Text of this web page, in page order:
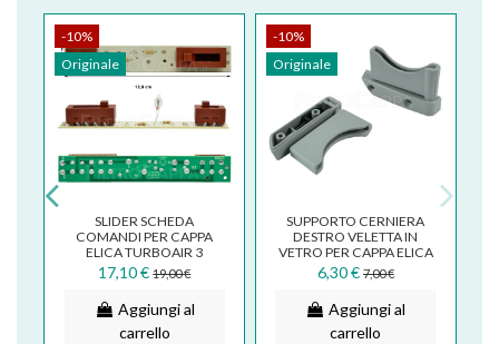
-10%
Originale
SLIDER SCHEDA
COMANDI PER CAPPA
ELICA TURBOAIR 3
VELOCITA ' BE1BGA
17,10 € 19,00 €
Aggiungi al
carrello
-10%
Originale
SUPPORTO CERNIERA
DESTRO VELETTA IN
VETRO PER CAPPA ELICA
LEV0093454A
6,30 € 7,00 €
Aggiungi al
carrello